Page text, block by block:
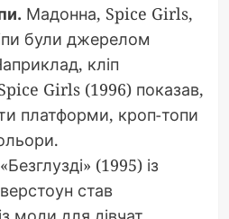
Мадонна, Spice Girls,
були джерелом
кліп
Girls (1996) показав,
платформи, кроп-топи
(1995) із
став